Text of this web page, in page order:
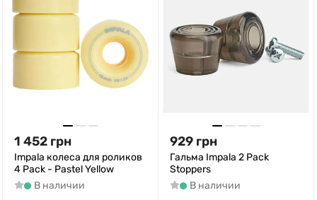
1 452 грн
Impala колеса для роликов
4 Pack - Pastel Yellow
В наличии
929 грн
Гальма Impala 2 Pack
Stoppers
В наличии